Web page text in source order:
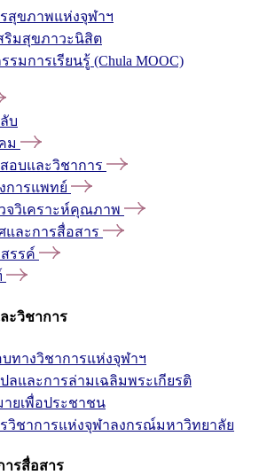
สุขภาพแห่งจุฬาฯ
ริมสุขภาวะนิสิต
มการเรียนรู้ (Chula MOOC)
บ
ม
อบและวิชาการ
การแพทย์
จวิเคราะห์คุณภาพ
และการสื่อสาร
รรค์
ะวิชาการ
ทางวิชาการแห่งจุฬาฯ
ลและการล่ามเฉลิมพระเกียรติ
ยเพื่อประชาชน
วิชาการแห่งจุฬาลงกรณ์มหาวิทยาลัย
ารสื่อสาร